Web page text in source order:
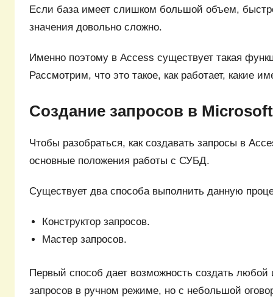
Если база имеет слишком большой объем,
значения довольно сложно.
Именно поэтому в Access существует такая
Рассмотрим, что это такое, как работает, какие
Создание запросов в
Чтобы разобраться, как создавать запросы в
основные положения работы с СУБД.
Существует два способа выполнить данную
Конструктор запросов.
Мастер запросов.
Первый способ дает возможность создать любой
запросов в ручном режиме, но с небольшой